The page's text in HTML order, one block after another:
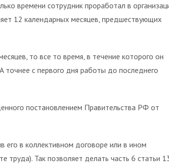
времени сотрудник проработал в
12 календарных месяцев, предшествующих
то все то время, в течение которого он
точнее с первого дня работы до последнего
постановлением Правительства РФ от
его в коллективном договоре или в ином
Так позволяет делать часть 6 статьи